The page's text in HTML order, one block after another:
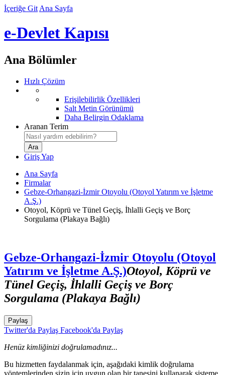
İçeriğe Git Ana Sayfa
e-Devlet Kapısı
Ana Bölümler
Hızlı Çözüm
Erişilebilirlik Özellikleri
Salt Metin Görünümü
Daha Belirgin Odaklama
Aranan Terim
Giriş Yap
Ana Sayfa
Firmalar
Gebze-Orhangazi-İzmir Otoyolu (Otoyol Yatırım ve İşletme
A.Ş.)
Otoyol, Köprü ve Tünel Geçiş, İhlalli Geçiş ve Borç
Sorgulama (Plakaya Bağlı)
Gebze-Orhangazi-İzmir Otoyolu (Otoyol
Yatırım ve İşletme A.Ş.)Otoyol, Köprü ve
Tünel Geçiş, İhlalli Geçiş ve Borç
Sorgulama (Plakaya Bağlı)
Paylaş
Twitter'da Paylaş Facebook'da Paylaş
Henüz kimliğinizi doğrulamadınız...
Bu hizmetten faydalanmak için, aşağıdaki kimlik doğrulama
yöntemlerinden sizin için uygun olan bir tanesini kullanarak sisteme